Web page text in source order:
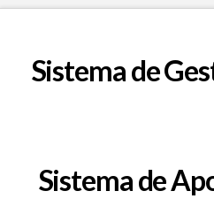
Sistema de
Sistema de